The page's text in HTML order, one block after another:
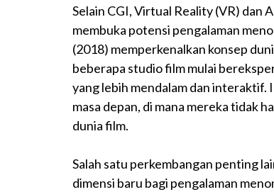
Selain CGI, Virtual Reality (VR) dan
membuka potensi pengalaman
(2018) memperkenalkan konsep
beberapa studio film mulai
yang lebih mendalam dan interaktif.
masa depan, di mana mereka tidak
dunia film.
Salah satu perkembangan penting
dimensi baru bagi pengalaman